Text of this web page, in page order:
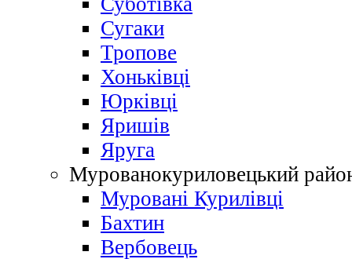
Сугаки
Тропове
Хоньківці
Юрківці
Яришів
Яруга
Мурованокуриловецький
Муровані Курилівці
Бахтин
Вербовець